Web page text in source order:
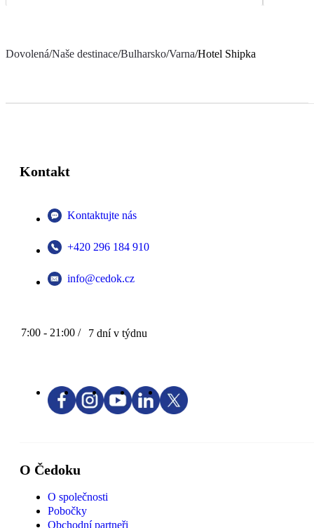
Dovolená/Naše destinace/Bulharsko/Varna/Hotel Shipka
Kontakt
Kontaktujte nás
+420 296 184 910
info@cedok.cz
7:00 - 21:00 / 7 dní v týdnu
O Čedoku
O společnosti
Pobočky
Obchodní partneři